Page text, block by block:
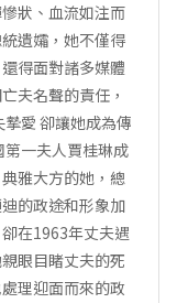
狀、血流如注而
遺孀，她不僅得
得面對諸多媒體
夫名聲的責任，
愛 卻讓她成為傳
一夫人賈桂琳成
雅大方的她，總
的政途和形象加
在1963年丈夫遇
眼目睹丈夫的死
理迎面而來的政